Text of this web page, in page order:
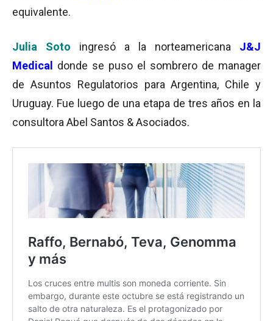
equivalente.
Julia Soto ingresó a la norteamericana J&J
Medical
donde se puso el sombrero de manager
de Asuntos Regulatorios para Argentina, Chile y
Uruguay. Fue luego de una etapa de tres años en la
consultora Abel Santos & Asociados.